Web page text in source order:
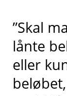
”Skal
lånte
eller